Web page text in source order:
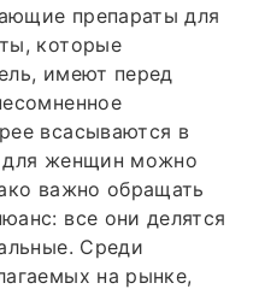
препараты для
которые
имеют перед
всасываются в
для женщин можно
важно обращать
все они делятся
Среди
на рынке,